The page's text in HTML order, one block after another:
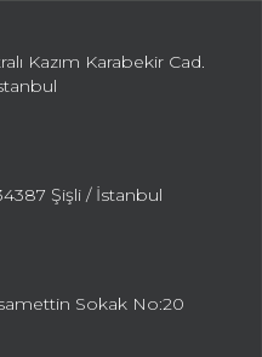
Kazım Karabekir Cad.
Şişli / İstanbul
Sokak No:20